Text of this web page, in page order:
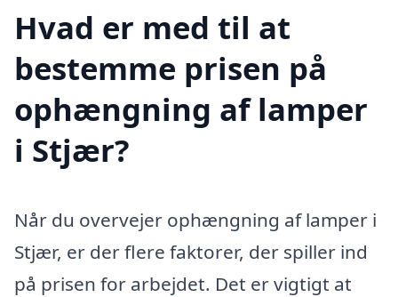
Hvad er med til at
bestemme prisen på
ophængning af lamper
i Stjær?
Når du overvejer ophængning af lamper i
Stjær, er der flere faktorer, der spiller ind
på prisen for arbejdet. Det er vigtigt at